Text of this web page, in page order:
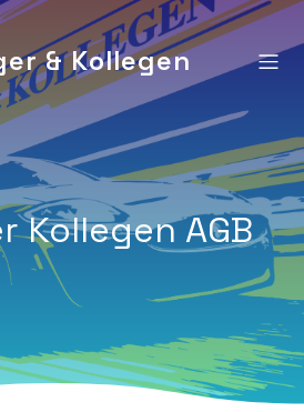
& Kollegen
Kollegen AGB